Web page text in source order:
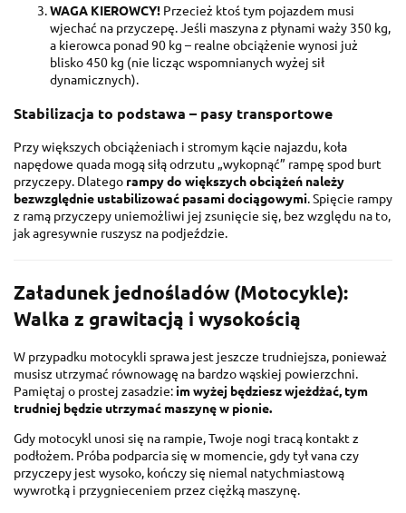
WAGA KIEROWCY! Przecież ktoś tym pojazdem musi
wjechać na przyczepę. Jeśli maszyna z płynami waży 350 kg,
a kierowca ponad 90 kg – realne obciążenie wynosi już
blisko 450 kg (nie licząc wspomnianych wyżej sił
dynamicznych).
Stabilizacja to podstawa – pasy transportowe
Przy większych obciążeniach i stromym kącie najazdu, koła
napędowe quada mogą siłą odrzutu „wykopnąć” rampę spod burt
przyczepy. Dlatego rampy do większych obciążeń należy
bezwzględnie ustabilizować pasami dociągowymi. Spięcie rampy
z ramą przyczepy uniemożliwi jej zsunięcie się, bez względu na to,
jak agresywnie ruszysz na podjeździe.
Załadunek jednośladów (Motocykle):
Walka z grawitacją i wysokością
W przypadku motocykli sprawa jest jeszcze trudniejsza, ponieważ
musisz utrzymać równowagę na bardzo wąskiej powierzchni.
Pamiętaj o prostej zasadzie: im wyżej będziesz wjeżdżać, tym
trudniej będzie utrzymać maszynę w pionie.
Gdy motocykl unosi się na rampie, Twoje nogi tracą kontakt z
podłożem. Próba podparcia się w momencie, gdy tył vana czy
przyczepy jest wysoko, kończy się niemal natychmiastową
wywrotką i przygnieceniem przez ciężką maszynę.